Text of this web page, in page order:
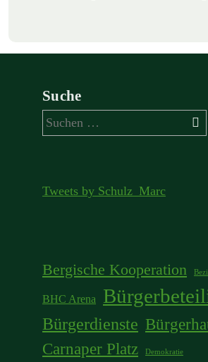
Suche
Suchen
nach:
Tweets by Schulz_Marc
Bergische Kooperation
BHC Arena
Bürgerdienste
Carnaper Platz
Demokratie